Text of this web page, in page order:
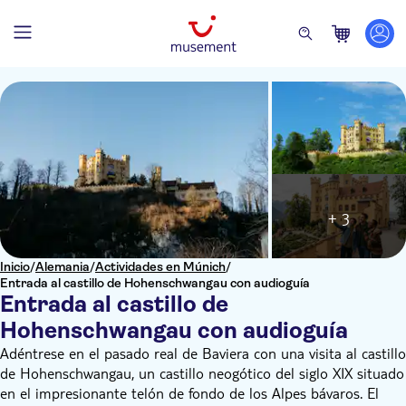
Inicio/Alemania/Actividades en Múnich/
Entrada al castillo de Hohenschwangau con audioguía
Entrada al castillo de
Hohenschwangau con audioguía
+ 3
Adéntrese en el pasado real de Baviera con una visita al castillo
de Hohenschwangau, un castillo neogótico del siglo XIX situado
en el impresionante telón de fondo de los Alpes bávaros. El